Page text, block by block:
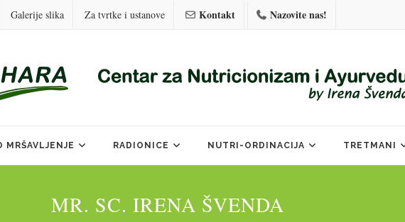
Galerije slika Za tvrtke i ustanove Kontakt Nazovite nas!
MRŠAVLJENJE RADIONICE NUTRI-ORDINACIJA TRETMANI
MR. SC. IRENA ŠVENDA